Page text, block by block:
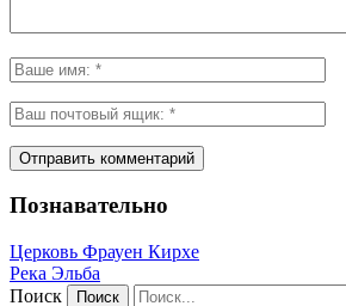
Познавательно
Церковь Фрауен Кирхе
Река Эльба
Поиск